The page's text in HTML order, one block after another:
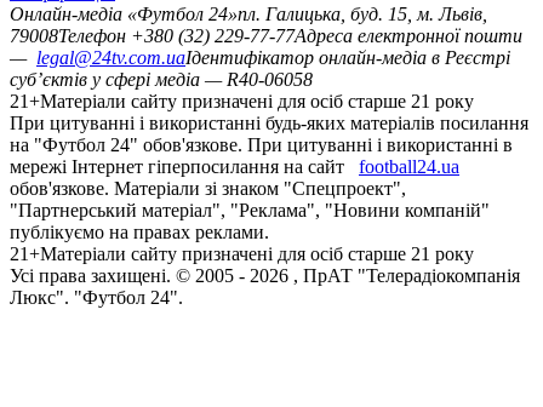
Онлайн-медіа «Футбол 24»пл. Галицька, буд. 15, м. Львів,
79008Телефон +380 (32) 229-77-77Адреса електронної пошти
— legal@24tv.com.uaІдентифікатор онлайн-медіа в Реєстрі
суб’єктів у сфері медіа — R40-06058
21+Матеріали сайту призначені для осіб старше 21 року
При цитуванні і використанні будь-яких матеріалів посилання
на "Футбол 24" обов'язкове. При цитуванні і використанні в
мережі Інтернет гіперпосилання на сайт
football24.ua
обов'язкове. Матеріали зі знаком "Спецпроект",
"Партнерський матеріал", "Реклама", "Новини компаній"
публікуємо на правах реклами.
21+Матеріали сайту призначені для осіб старше 21 року
Усi права захищенi. © 2005 - 2026 , ПрАТ "Телерадіокомпанія
Люкс". "Футбол 24".